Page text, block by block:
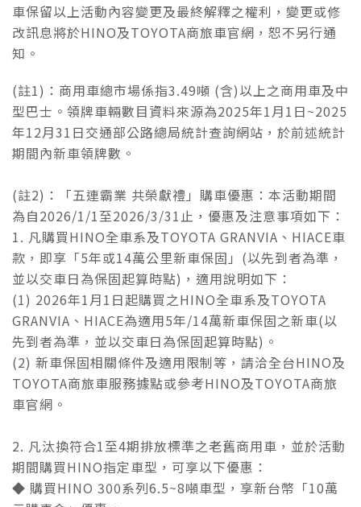
車保留以上活動內容變更及最終解釋之權利，變更或修
改訊息將於HINO及TOYOTA商旅車官網，恕不另行通
知。
(註1)：商用車總市場係指3.49噸 (含)以上之商用車及中
型巴士。領牌車輛數目資料來源為2025年1月1日~2025
年12月31日交通部公路總局統計查詢網站，於前述統計
期間內新車領牌數。
(註2)：「五連霸業 共榮獻禮」購車優惠：本活動期間
為自2026/1/1至2026/3/31止，優惠及注意事項如下：
1. 凡購買HINO全車系及TOYOTA GRANVIA、HIACE車
款，即享「5年或14萬公里新車保固」(以先到者為準，
並以交車日為保固起算時點)，適用說明如下：
(1) 2026年1月1日起購買之HINO全車系及TOYOTA
GRANVIA、HIACE為適用5年/14萬新車保固之新車(以
先到者為準，並以交車日為保固起算時點)。
(2) 新車保固相關條件及適用限制等，請洽全台HINO及
TOYOTA商旅車服務據點或參考HINO及TOYOTA商旅
車官網。
2. 凡汰換符合1至4期排放標準之老舊商用車，並於活動
期間購買HINO指定車型，可享以下優惠：
◆ 購買HINO 300系列6.5~8噸車型，享新台幣「10萬